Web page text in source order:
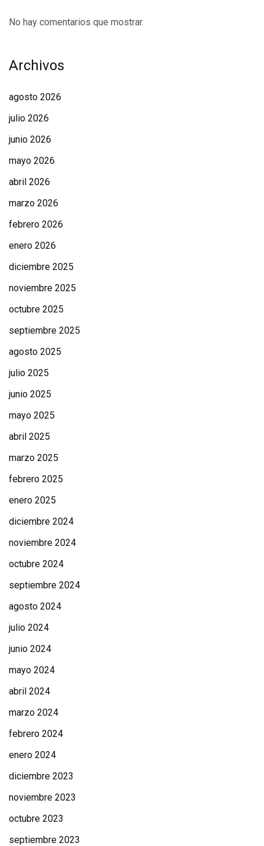
No hay comentarios que mostrar.
Archivos
agosto 2026
julio 2026
junio 2026
mayo 2026
abril 2026
marzo 2026
febrero 2026
enero 2026
diciembre 2025
noviembre 2025
octubre 2025
septiembre 2025
agosto 2025
julio 2025
junio 2025
mayo 2025
abril 2025
marzo 2025
febrero 2025
enero 2025
diciembre 2024
noviembre 2024
octubre 2024
septiembre 2024
agosto 2024
julio 2024
junio 2024
mayo 2024
abril 2024
marzo 2024
febrero 2024
enero 2024
diciembre 2023
noviembre 2023
octubre 2023
septiembre 2023